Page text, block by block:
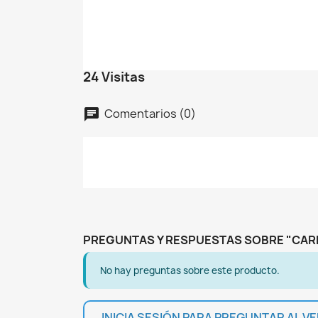
24 Visitas
chat Comentarios (0)
PREGUNTAS Y RESPUESTAS SOBRE
No hay preguntas sobre este producto.